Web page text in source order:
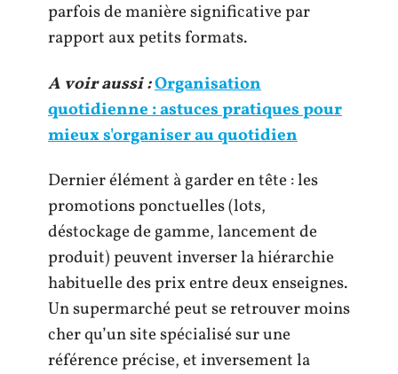
parfois de manière significative par
rapport aux petits formats.
A voir aussi :Organisation
quotidienne : astuces pratiques pour
mieux s'organiser au quotidien
Dernier élément à garder en tête : les
promotions ponctuelles (lots,
déstockage de gamme, lancement de
produit) peuvent inverser la hiérarchie
habituelle des prix entre deux enseignes.
Un supermarché peut se retrouver moins
cher qu’un site spécialisé sur une
référence précise, et inversement la